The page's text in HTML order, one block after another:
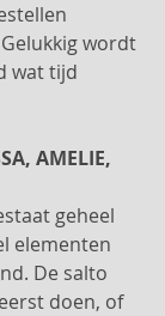
wordt
wat tijd
AMELIE,
geheel
elementen
De salto
doen, of